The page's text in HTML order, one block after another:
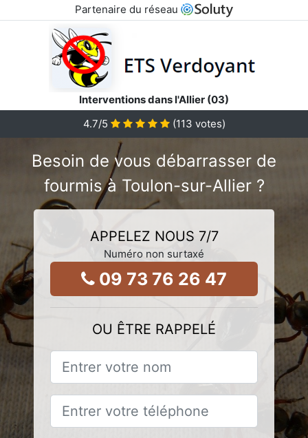
Partenaire du réseau
Interventions dans l'Allier (03)
4.7/5 (113 votes)
Besoin de vous débarrasser de
fourmis à Toulon-sur-Allier ?
APPELEZ NOUS 7/7
Numéro non surtaxé
09 73 76 26 47
OU ÊTRE RAPPELÉ